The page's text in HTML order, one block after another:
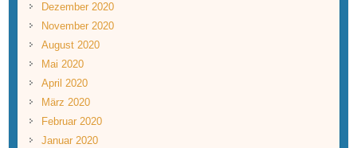
Dezember 2020
November 2020
August 2020
Mai 2020
April 2020
März 2020
Februar 2020
Januar 2020